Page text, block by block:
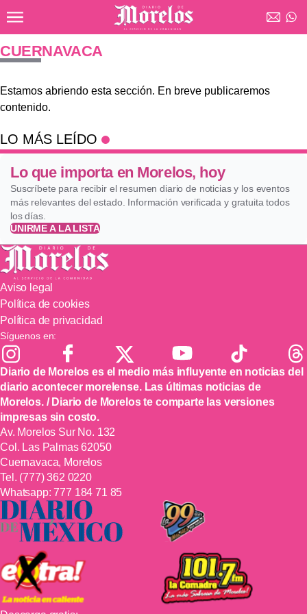
Diario de Morelos
CUERNAVACA
Estamos abriendo esta sección. En breve publicaremos
contenido.
LO MÁS LEÍDO
Lo que importa en Morelos, hoy
Suscríbete para recibir el resumen diario de noticias y los eventos
más relevantes del estado. Información verificada y gratuita todos
los días.
UNIRME A LA LISTA
Aviso legal
Política de cookies
Política de privacidad
Síguenos en:
Diario de Morelos es el medio más influyente en noticias del
diario acontecer morelense. Las últimas noticias de
Morelos. / Diario de Morelos te comparte las versiones
impresas sin costo.
Av. Morelos Sur No. 132
Col. Las Palmas 62050
Cuernavaca, Morelos
Tel. (777) 362 0220
Whatsapp:777 184 71 85